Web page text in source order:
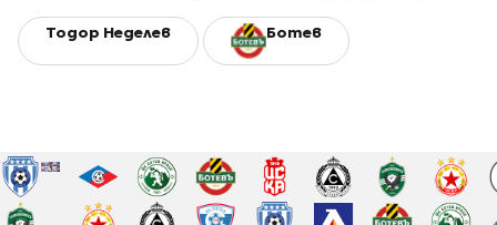
Тодор Неделев Ботев